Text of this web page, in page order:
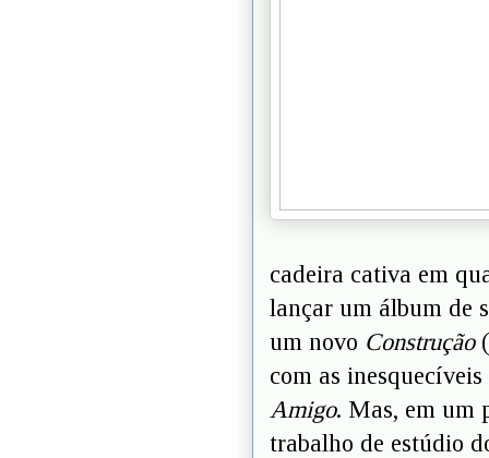
cadeira cativa em
lançar um álbum de
um novo Construção
com as inesquecíveis
Amigo. Mas, em um
trabalho de estúdio